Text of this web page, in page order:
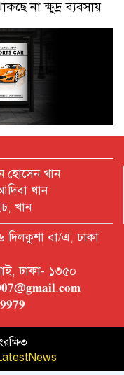
না ক্ষুদ্র ব্যবসায়
নির্বাচন
প্রস্তুতি চলছে : ইসি
মানুষের স্বার্থ নিয়ে
গুরুত্বপূর্ণ সহযোগি:
৯ জেলায় ৬০
হোসেন খান
খান
খান
দিলকুশা বা/এ, ঢাকা
ঢাকা- ১৩৫০